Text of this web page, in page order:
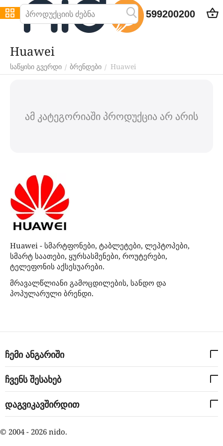
599200200
Huawei
საწყისი გვერდი / ბრენდები / Huawei
Huawei - სმარტფონები, ტაბლეტები, ლეპტოპები,
სმარტ საათები, ყურსასმენები, როუტერები,
ტელეფონის აქსესუარები.
მრავალწლიანი გამოცდილების, სანდო და
პოპულარული ბრენდი.
ამ კატეგორიაში პროდუქცია არ არის
ჩემი ანგარიში
ჩვენს შესახებ
დაგვიკავშირდით
© 2004 - 2026 nido.